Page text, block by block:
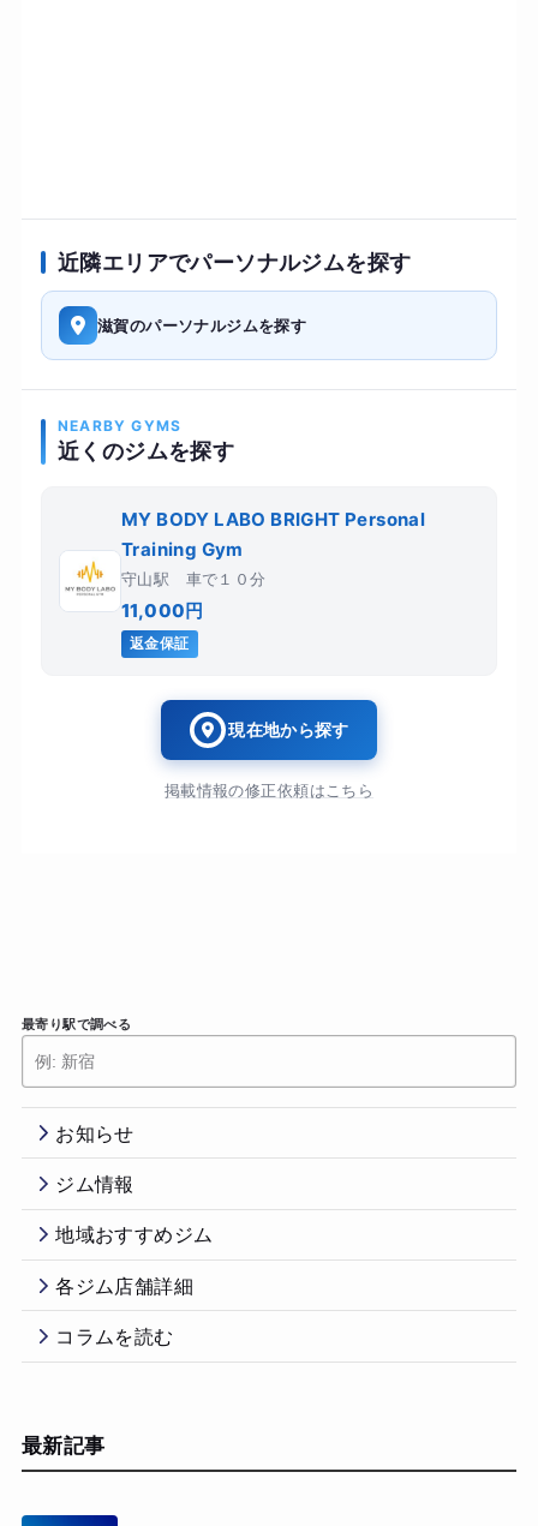
近隣エリアでパーソナルジムを探す
滋賀のパーソナルジムを探す
NEARBY GYMS
近くのジムを探す
MY BODY LABO BRIGHT Personal
Training Gym
守山駅 車で１０分
11,000円
返金保証
現在地から探す
掲載情報の修正依頼はこちら
最寄り駅で調べる
お知らせ
ジム情報
地域おすすめジム
各ジム店舗詳細
コラムを読む
最新記事